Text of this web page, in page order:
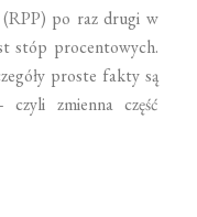
(RPP) po raz drugi w
stóp procentowych.
proste fakty są
czyli zmienna część